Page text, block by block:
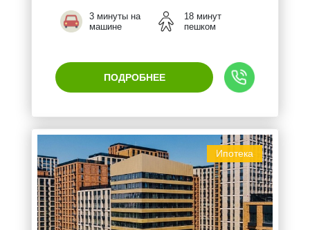
3 минуты на
машине
18 минут
пешком
ПОДРОБНЕЕ
Ипотека